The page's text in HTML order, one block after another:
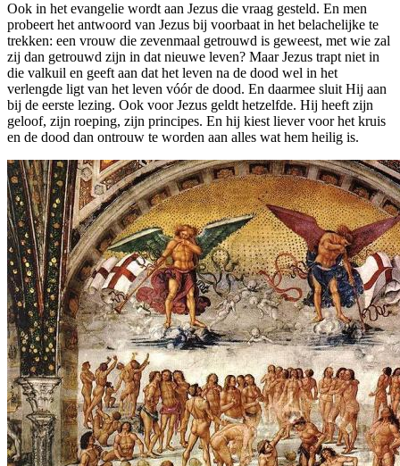
Ook in het evangelie wordt aan Jezus die vraag gesteld. En men
probeert het antwoord van Jezus bij voorbaat in het belachelijke te
trekken: een vrouw die zevenmaal getrouwd is geweest, met wie zal
zij dan getrouwd zijn in dat nieuwe leven? Maar Jezus trapt niet in
die valkuil en geeft aan dat het leven na de dood wel in het
verlengde ligt van het leven vóór de dood. En daarmee sluit Hij aan
bij de eerste lezing. Ook voor Jezus geldt hetzelfde. Hij heeft zijn
geloof, zijn roeping, zijn principes. En hij kiest liever voor het kruis
en de dood dan ontrouw te worden aan alles wat hem heilig is.